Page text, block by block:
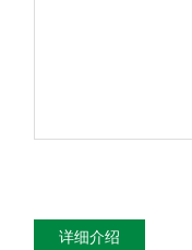
详细介绍